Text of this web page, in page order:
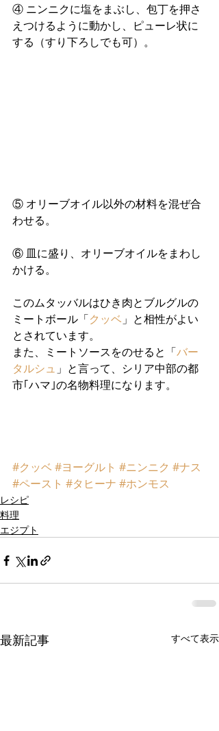
④ ニンニクに塩をまぶし、包丁を押さ
えつけるように動かし、ピューレ状に
する（すり下ろしでも可）。
⑤ オリーブオイル以外の材料を混ぜ合
わせる。
⑥ 皿に盛り、オリーブオイルをまわし
かける。
このムタッバルはひき肉とブルグルの
ミートボール「クッベ」と相性がよい
とされています。
また、ミートソースをのせると「バー
タルシュ」と言って、シリア中部の都
市｢ハマ｣の名物料理になります。
#クッベ #ヨーグルト #ニンニク #ナス
#ペースト #タヒーナ #ホンモス
レシピ
料理
エジプト
最新記事 すべて表示